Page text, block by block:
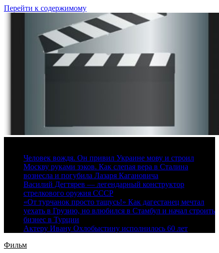
Перейти к содержимому
Человек вождя. Он привил Украине мову и строил
Москву руками зэков. Как слепая вера в Сталина
вознесла и погубила Лазаря Кагановича
Василий Дегтярев — легендарный конструктор
стрелкового оружия СССР
«От турчанок просто тащусь!» Как дагестанец мечтал
уехать в Грузию, но влюбился в Стамбул и начал строить
бизнес в Турции
Актеру Ивану Охлобыстину исполнилось 60 лет
Фильм